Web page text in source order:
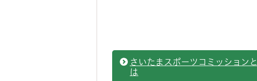
さいたまスポーツコミッションと
は